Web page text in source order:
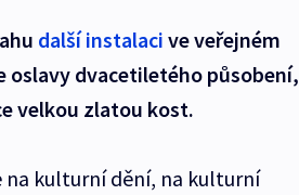
další instalaci ve veřejném
oslavy dvacetiletého působení,
velkou zlatou kost.
na kulturní dění, na kulturní